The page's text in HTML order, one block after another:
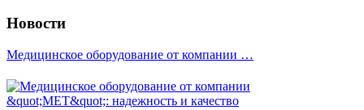
Новости
Медицинское оборудование от компании …